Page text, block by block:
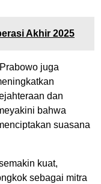
Akhir 2025
juga
dan
bahwa
suasana
kuat,
sebagai mitra